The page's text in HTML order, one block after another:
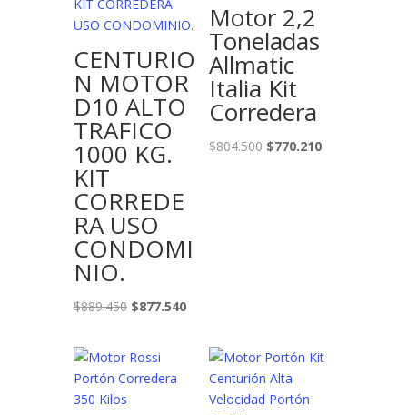
CENTURIO
N MOTOR
D10 ALTO
TRAFICO
1000 KG.
KIT
CORREDE
RA USO
CONDOMI
NIO.
$889.450 El
era:
$889.450.
$877.540El
actual
$877.540.
Motor 2,2
Toneladas
Allmatic
Italia Kit
Corredera
$804.500 El
$770.210El